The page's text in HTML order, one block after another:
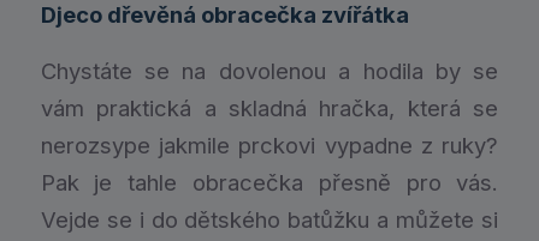
Djeco dřevěná obracečka zvířátka
Chystáte se na dovolenou a hodila by se
vám praktická a skladná hračka, která se
nerozsype jakmile prckovi vypadne z ruky?
Pak je tahle obracečka přesně pro vás.
Vejde se i do dětského batůžku a můžete si